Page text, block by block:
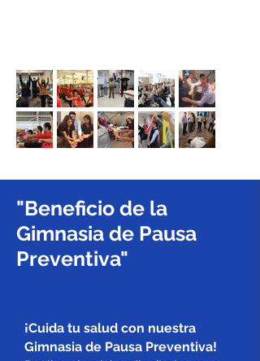
"Beneficio de la
Gimnasia de Pausa
Preventiva"
¡Cuida tu salud con nuestra
Gimnasia de Pausa Preventiva!